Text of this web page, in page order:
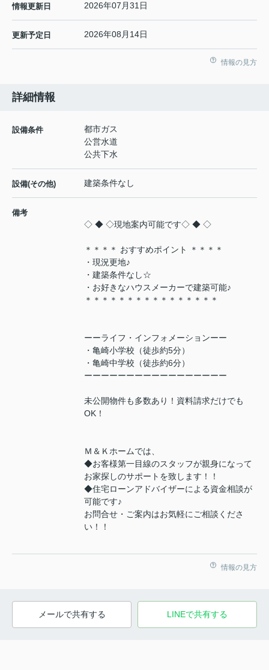
情報更新日 2026年07月31日
更新予定日 2026年08月14日
情報の見方
詳細情報
設備条件
都市ガス
公営水道
公共下水
設備(その他) 建築条件なし
備考
◇ ◆ ◇現地案内可能です◇ ◆ ◇
＊＊＊＊ おすすめポイント ＊＊＊＊
・現況更地♪
・建築条件なし☆
・お好きなハウスメーカーで建築可能♪
＊＊＊＊＊＊＊＊＊＊＊＊＊＊＊＊
ーーライフ・インフォメーションーー
・亀崎小学校（徒歩約5分）
・亀崎中学校（徒歩約6分）
ーーーーーーーーーーーーーーーーー
未公開物件も多数あり！資料請求だけでも
OK！
Ｍ＆Ｋホームでは、
◆お客様第一目線のスタッフが親身になって
お家探しのサポートを致します！！
◆住宅ローンアドバイザーによる資金相談が
可能です♪
お問合せ・ご案内はお気軽にご相談くださ
い！！
情報の見方
メールで共有する LINEで共有する